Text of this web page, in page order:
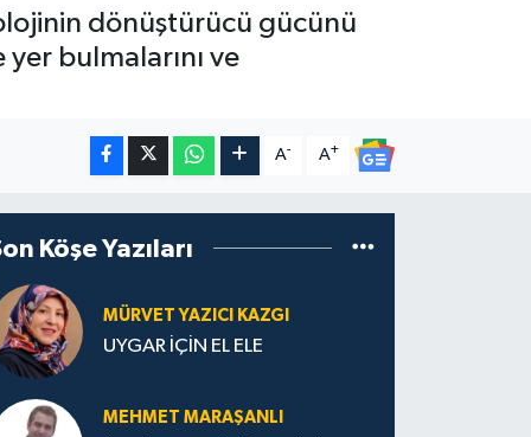
dönüştürücü gücünü
bulmalarını ve
A- A+
Köşe Yazıları
MÜRVET YAZICI KAZGI
UYGAR İÇİN EL ELE
MEHMET MARAŞANLI